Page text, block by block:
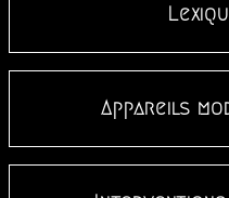
Appareils